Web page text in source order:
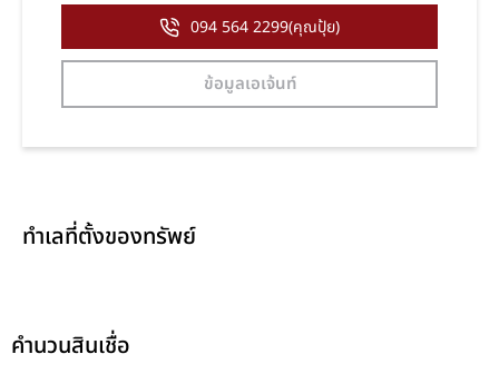
094 564 2299(คุณปุ้ย)
ข้อมูลเอเจ้นท์
ทำเลที่ตั้งของทรัพย์
คำนวนสินเชื่อ